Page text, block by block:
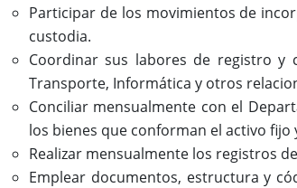
Participar de los movimientos de
custodia.
Coordinar sus labores de registro y
Transporte, Informática y otros
Conciliar mensualmente con el
los bienes que conforman el activo fijo
Realizar mensualmente los registros
Emplear documentos, estructura y